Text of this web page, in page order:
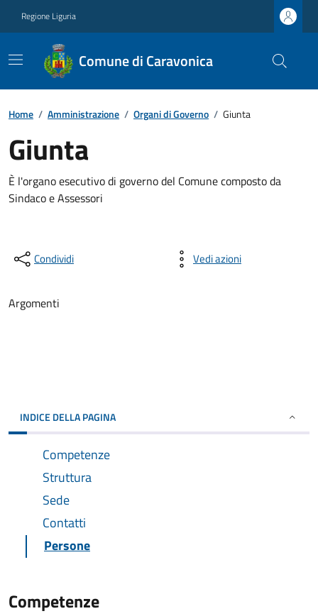
Regione Liguria
Comune di Caravonica
Home / Amministrazione / Organi di Governo / Giunta
Giunta
È l'organo esecutivo di governo del Comune composto da
Sindaco e Assessori
Condividi Vedi azioni
Argomenti
INDICE DELLA PAGINA
Competenze
Struttura
Sede
Contatti
Persone
Competenze